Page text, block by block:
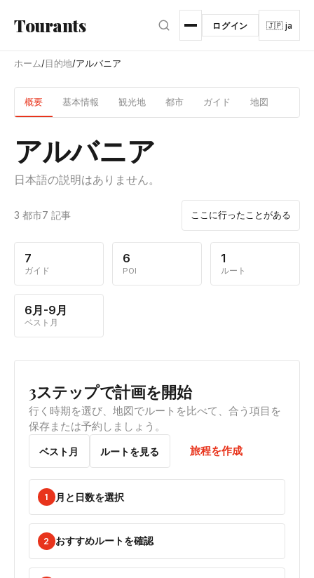
Tourants ログイン 🇯🇵 ja
ホーム/目的地/アルバニア
概要 基本情報 観光地 都市 ガイド 地図
アルバニア
日本語の説明はありません。
3 都市7 記事 ここに行ったことがある
7
ガイド
6
POI
1
ルート
6月-9月
ベスト月
3ステップで計画を開始
行く時期を選び、地図でルートを比べて、合う項目を
保存または予約しましょう。
ベスト月 ルートを見る 旅程を作成
1 月と日数を選択
2 おすすめルートを確認